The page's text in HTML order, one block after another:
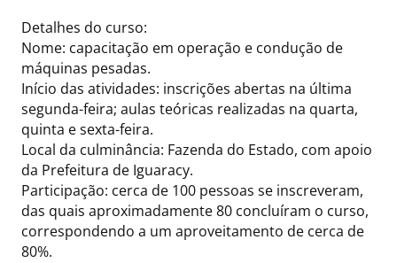
Detalhes do curso:
Nome: capacitação em operação e condução de
máquinas pesadas.
Início das atividades: inscrições abertas na última
segunda-feira; aulas teóricas realizadas na quarta,
quinta e sexta-feira.
Local da culminância: Fazenda do Estado, com apoio
da Prefeitura de Iguaracy.
Participação: cerca de 100 pessoas se inscreveram,
das quais aproximadamente 80 concluíram o curso,
correspondendo a um aproveitamento de cerca de
80%.